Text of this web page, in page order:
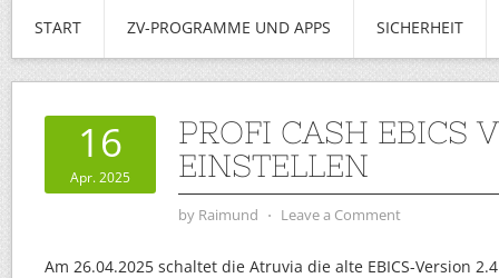
START ZV-PROGRAMME UND APPS SICHERHEIT
16
Apr. 2025
PROFI CASH EBICS
EINSTELLEN
by Raimund ⋅ Leave a Comment
Am 26.04.2025 schaltet die Atruvia die alte EBICS-Version